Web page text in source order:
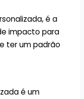
é a
impacto para
ter um padrão
é um